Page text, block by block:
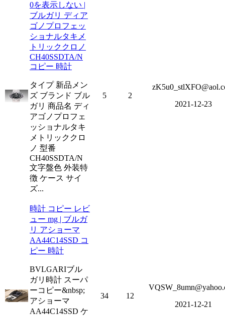
0を表示しない |
ブルガリ ディア
ゴノプロフェッ
ショナルタキメ
トリッククロノ
CH40SSDTA/N
コピー 時計
タイプ 新品メン
ズ ブランド ブル
ガリ 商品名 ディ
アゴノプロフェ
ッショナルタキ
メトリッククロ
ノ 型番
CH40SSDTA/N
文字盤色 外装特
徴 ケース サイ
ズ...
5 2
2021-12-23
時計 コピー レビ
ュー mg | ブルガ
リ アショーマ
AA44C14SSD コ
ピー 時計
BVLGARIブル
ガリ時計 スーパ
ーコピー&nbsp;
アショーマ
AA44C14SSD ケ
34 12
2021-12-21